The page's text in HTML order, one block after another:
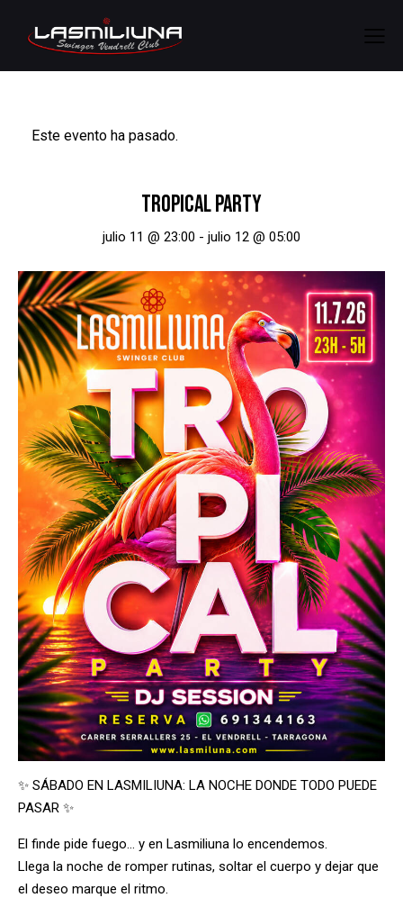
Este evento ha pasado.
TROPICAL PARTY
julio 11 @ 23:00 - julio 12 @ 05:00
✨ SÁBADO EN LASMILIUNA: LA NOCHE DONDE TODO PUEDE
PASAR ✨
El finde pide fuego… y en Lasmiliuna lo encendemos.
Llega la noche de romper rutinas, soltar el cuerpo y dejar que
el deseo marque el ritmo.